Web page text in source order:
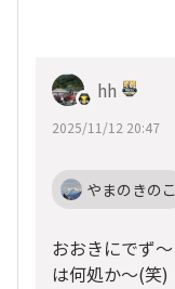
hh
2025/11/12 20:47
やまのきのこ
おおきにでず
は何処か～(笑)